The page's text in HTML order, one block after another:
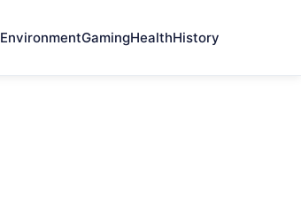
EnvironmentGamingHealthHistory